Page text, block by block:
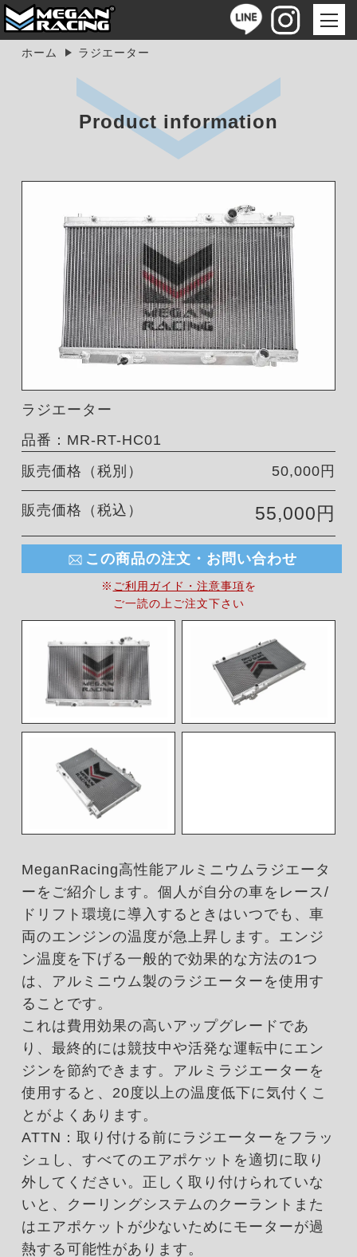
ホーム ラジエーター
Product information
ラジエーター
品番：MR-RT-HC01
販売価格（税別）
50,000円
販売価格（税込） 55,000円
この商品の注文・お問い合わせ
※ ご利用ガイド・注意事項を
ご一読の上ご注文下さい
MeganRacing高性能アルミニウムラジエータ
ーをご紹介します。個人が自分の車をレース/
ドリフト環境に導入するときはいつでも、車
両のエンジンの温度が急上昇します。エンジ
ン温度を下げる一般的で効果的な方法の1つ
は、アルミニウム製のラジエーターを使用す
ることです。
これは費用効果の高いアップグレードであ
り、最終的には競技中や活発な運転中にエン
ジンを節約できます。アルミラジエーターを
使用すると、20度以上の温度低下に気付くこ
とがよくあります。
ATTN：取り付ける前にラジエーターをフラッ
シュし、すべてのエアポケットを適切に取り
外してください。正しく取り付けられていな
いと、クーリングシステムのクーラントまた
はエアポケットが少ないためにモーターが過
熱する可能性があります。